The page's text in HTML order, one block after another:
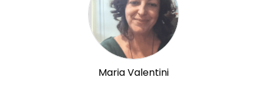
Maria Valentini